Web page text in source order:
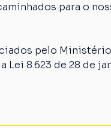
para o
pelo
8.623 de 28 de